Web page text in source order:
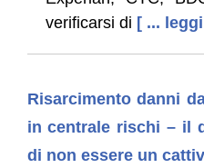
verificarsi di [ ...
Risarcimento danni
in centrale rischi – il
di non essere un